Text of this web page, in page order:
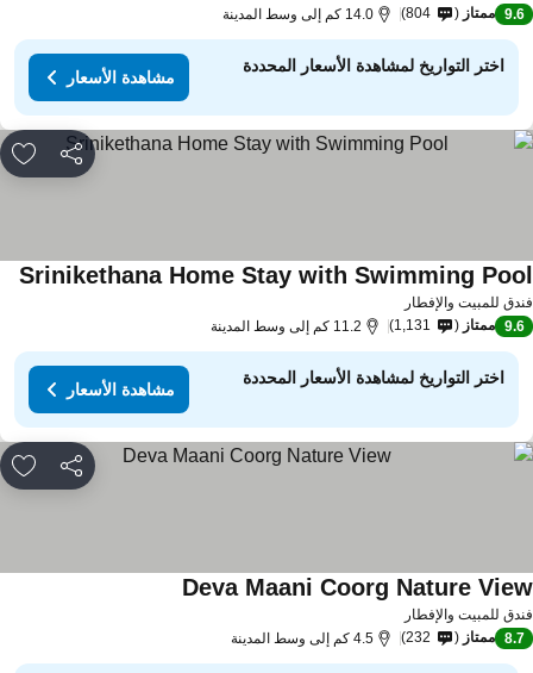
9.6 ممتاز 804 14.0 كم إلى وسط المدينة
اختر التواريخ لمشاهدة الأسعار المحددة
مشاهدة الأسعار
مشاركة
للمبيت والإفطار
Srinikethana Home Stay with Swimming
9.6 ممتاز 1,131 11.2 كم إلى وسط المدينة
اختر التواريخ لمشاهدة الأسعار المحددة
مشاهدة الأسعار
مشاركة
للمبيت والإفطار
Deva Maani Coorg Nature
8.7 ممتاز 232 4.5 كم إلى وسط المدينة